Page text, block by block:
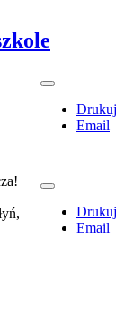
Drukuj
Email
Drukuj
Email